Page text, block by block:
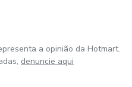
a opinião da Hotmart.
denuncie aqui